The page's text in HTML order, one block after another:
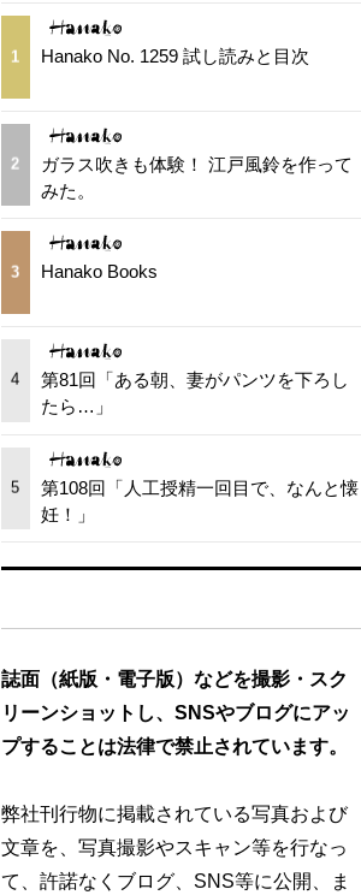
1 Hanako No. 1259 試し読みと目次
2
ガラス吹きも体験！ 江戸風鈴を作って
みた。
3 Hanako Books
4
第81回「ある朝、妻がパンツを下ろし
たら…」
5
第108回「人工授精一回目で、なんと懐
妊！」
誌面（紙版・電子版）などを撮影・スク
リーンショットし、SNSやブログにアッ
プすることは法律で禁止されています。
弊社刊行物に掲載されている写真および
文章を、写真撮影やスキャン等を行なっ
て、許諾なくブログ、SNS等に公開、ま